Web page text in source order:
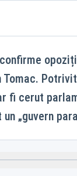
Tomac.
fi cerut
„guvern